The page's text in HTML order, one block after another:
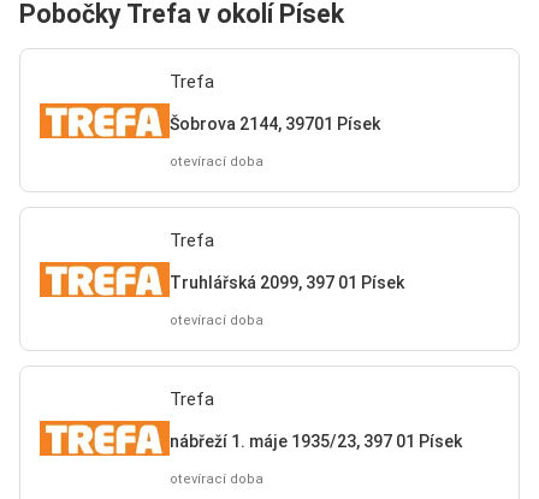
Pobočky Trefa v okolí Písek
Trefa
Šobrova 2144, 39701 Písek
otevírací doba
Trefa
Truhlářská 2099, 397 01 Písek
otevírací doba
Trefa
nábřeží 1. máje 1935/23, 397 01 Písek
otevírací doba